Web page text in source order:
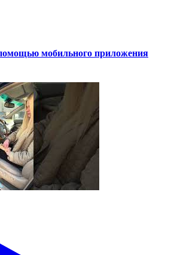
мобильного приложения